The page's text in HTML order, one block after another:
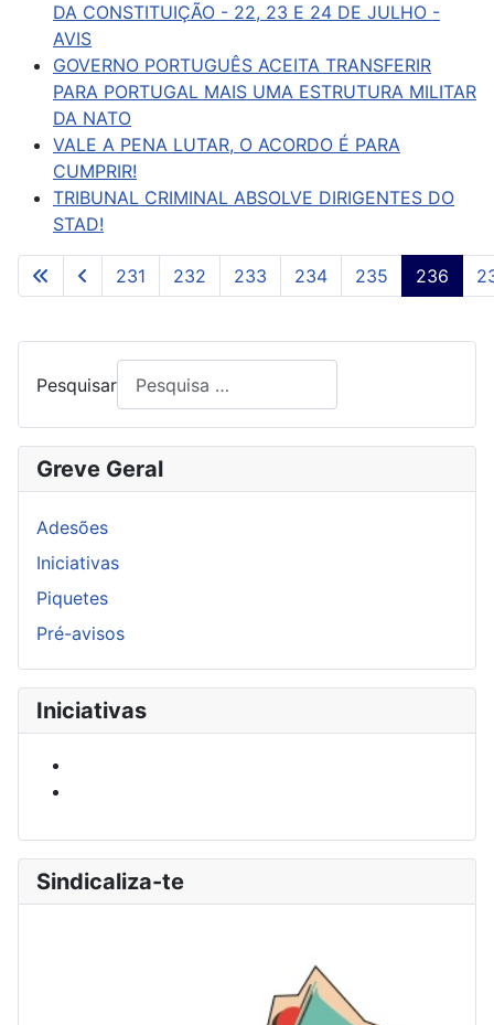
DA CONSTITUIÇÃO - 22, 23 E 24 DE JULHO -
AVIS
GOVERNO PORTUGUÊS ACEITA TRANSFERIR
PARA PORTUGAL MAIS UMA ESTRUTURA MILITAR
DA NATO
VALE A PENA LUTAR, O ACORDO É PARA
CUMPRIR!
TRIBUNAL CRIMINAL ABSOLVE DIRIGENTES DO
STAD!
Pág. 236 de 261
231 232 233 234 235 236
Pesquisar
Greve Geral
Adesões
Iniciativas
Piquetes
Pré-avisos
Iniciativas
Sindicaliza-te